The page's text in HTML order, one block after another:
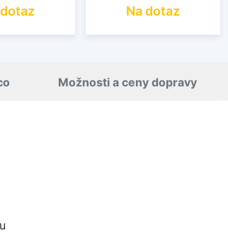
Na dotaz
Možnosti a ceny dopravy